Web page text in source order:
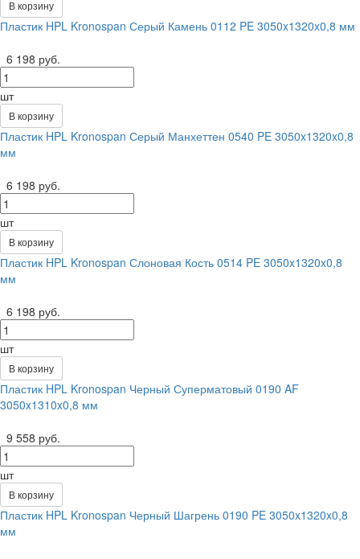
В корзину
Пластик HPL Kronospan Серый Камень 0112 PE 3050x1320x0,8 мм
6 198 руб.
шт
В корзину
Пластик HPL Kronospan Серый Манхеттен 0540 PE 3050x1320x0,8
мм
6 198 руб.
шт
В корзину
Пластик HPL Kronospan Слоновая Кость 0514 PE 3050x1320x0,8
мм
6 198 руб.
шт
В корзину
Пластик HPL Kronospan Черный Суперматовый 0190 AF
3050x1310x0,8 мм
9 558 руб.
шт
В корзину
Пластик HPL Kronospan Черный Шагрень 0190 PE 3050x1320x0,8
мм